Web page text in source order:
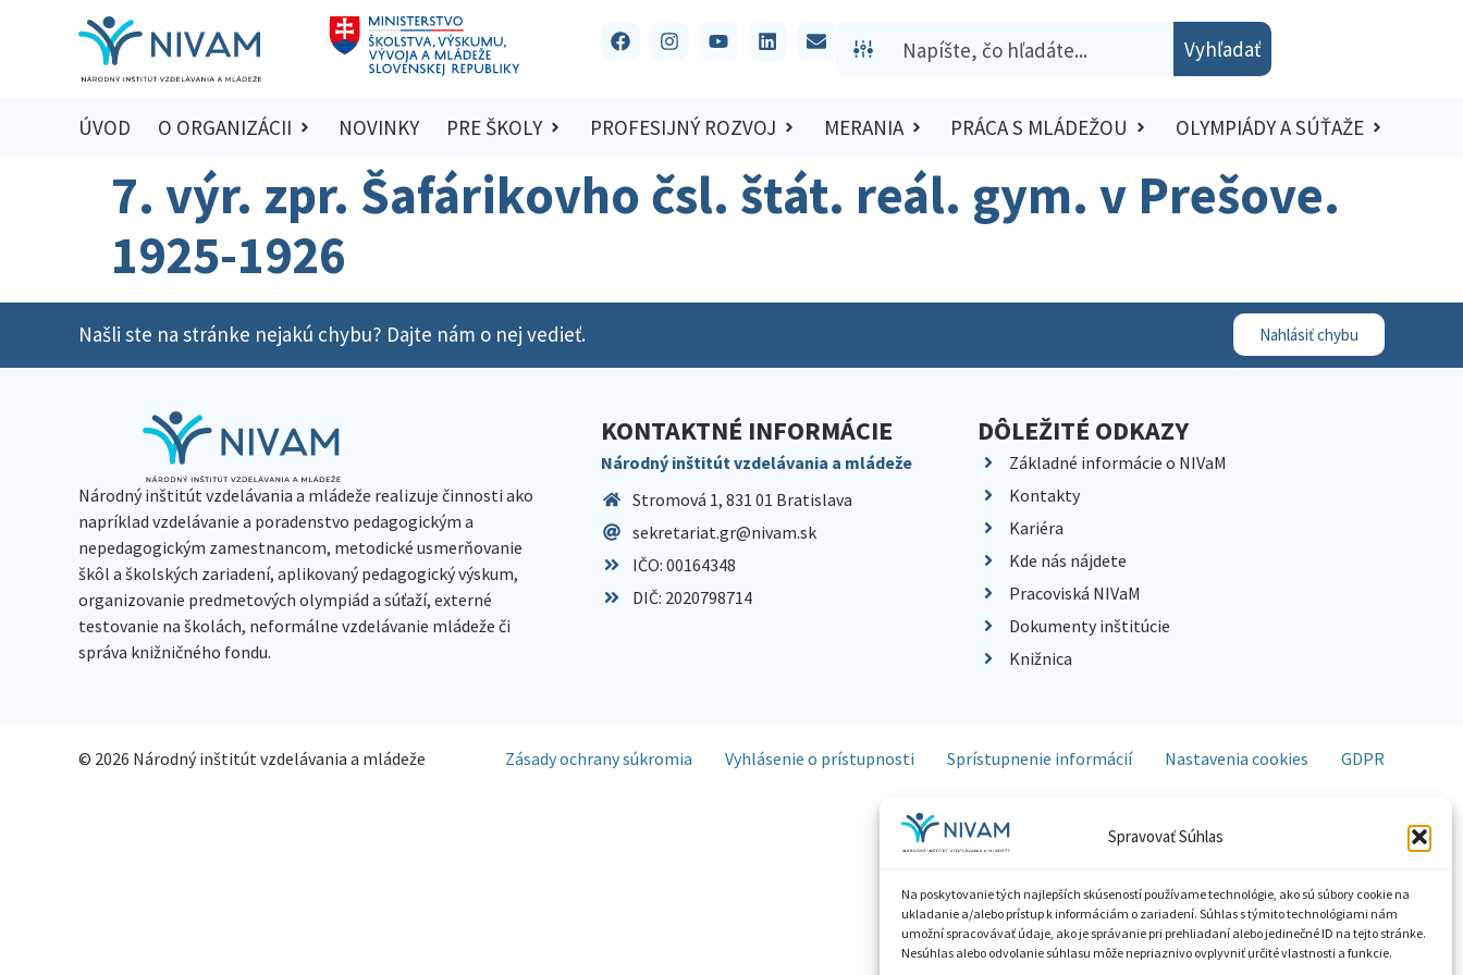
Spravovať Súhlas
Na poskytovanie tých najlepších skúseností používame technológie, ako sú súbory cookie na
ukladanie a/alebo prístup k informáciám o zariadení. Súhlas s týmito technológiami nám
umožní spracovávať údaje, ako je správanie pri prehliadaní alebo jedinečné ID na tejto stránke.
Nesúhlas alebo odvolanie súhlasu môže nepriaznivo ovplyvniť určité vlastnosti a funkcie.
Vyhľadať
ÚVOD O ORGANIZÁCII NOVINKY PRE ŠKOLY PROFESIJNÝ ROZVOJ MERANIA PRÁCA S MLÁDEŽOU OLYMPIÁDY A SÚŤAŽE
7. výr. zpr. Šafárikovho čsl. štát. reál. gym. v Prešove.
1925-1926
Našli ste na stránke nejakú chybu? Dajte nám o nej vedieť. Nahlásiť chybu
Národný inštitút vzdelávania a mládeže realizuje činnosti ako
napríklad vzdelávanie a poradenstvo pedagogickým a
nepedagogickým zamestnancom, metodické usmerňovanie
škôl a školských zariadení, aplikovaný pedagogický výskum,
organizovanie predmetových olympiád a súťaží, externé
testovanie na školách, neformálne vzdelávanie mládeže či
správa knižničného fondu.
KONTAKTNÉ INFORMÁCIE
Národný inštitút vzdelávania a mládeže
Stromová 1, 831 01 Bratislava
sekretariat.gr@nivam.sk
IČO: 00164348
DIČ: 2020798714
DÔLEŽITÉ ODKAZY
Základné informácie o NIVaM
Kontakty
Kariéra
Kde nás nájdete
Pracoviská NIVaM
Dokumenty inštitúcie
Knižnica
© 2026 Národný inštitút vzdelávania a mládeže Zásady ochrany súkromia Vyhlásenie o prístupnosti Sprístupnenie informácií Nastavenia cookies GDPR